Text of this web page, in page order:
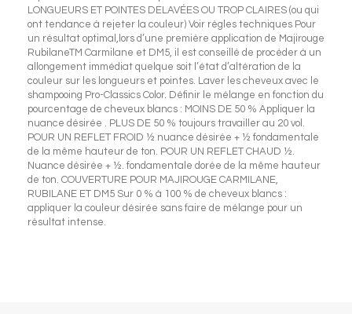
LONGUEURS ET POINTES DELAVÉES OU TROP CLAIRES (ou qui
ont tendance à rejeter la couleur) Voir règles techniques Pour
un résultat optimal,lors d’une première application de Majirouge
RubilaneTM Carmilane et DM5, il est conseillé de procéder à un
allongement immédiat quelque soit l’état d’altération de la
couleur sur les longueurs et pointes. Laver les cheveux avec le
shampooing Pro-Classics Color. Définir le mélange en fonction du
pourcentage de cheveux blancs : MOINS DE 50 % Appliquer la
nuance désirée . PLUS DE 50 % toujours travailler au 20 vol.
POUR UN REFLET FROID ½ nuance désirée + ½ fondamentale
de la même hauteur de ton. POUR UN REFLET CHAUD ½.
Nuance désirée + ½. fondamentale dorée de la même hauteur
de ton. COUVERTURE POUR MAJIROUGE CARMILANE,
RUBILANE ET DM5 Sur 0 % à 100 % de cheveux blancs :
appliquer la couleur désirée sans faire de mélange pour un
résultat intense.